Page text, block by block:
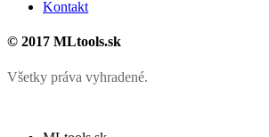
Kontakt
© 2017 MLtools.sk
Všetky práva vyhradené.